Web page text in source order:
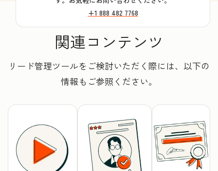
+1 888 482 7768
関連コンテンツ
リード管理ツールをご検討いただく際には、以下の
情報もご参照ください。